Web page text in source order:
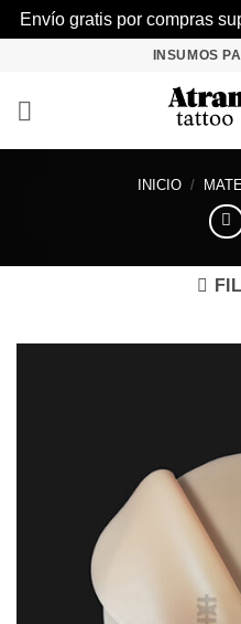
Envío gratis por compras
contenido
INSUMOS
INICIO /